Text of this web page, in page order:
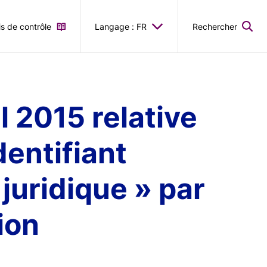
de contrôle Langage : FR Rechercher
2015 relative
» par